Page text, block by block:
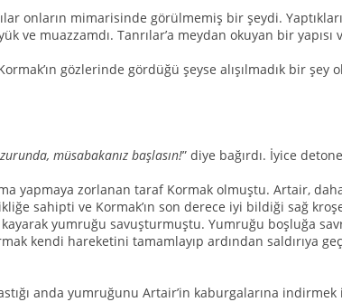
onların mimarisinde görülmemiş bir şeydi.
ve muazzamdı. Tanrılar’a meydan okuyan bir yapısı
gözlerinde gördüğü şeyse alışılmadık bir şey
müsabakanız başlasın!” diye bağırdı. İyice
yapmaya zorlanan taraf Kormak olmuştu. Artair, daha
sahipti ve Kormak’ın son derece iyi bildiği sağ
yumruğu savuşturmuştu. Yumruğu boşluğa
kendi hareketini tamamlayıp ardından saldırıya
anda yumruğunu Artair’in kaburgalarına indirmek